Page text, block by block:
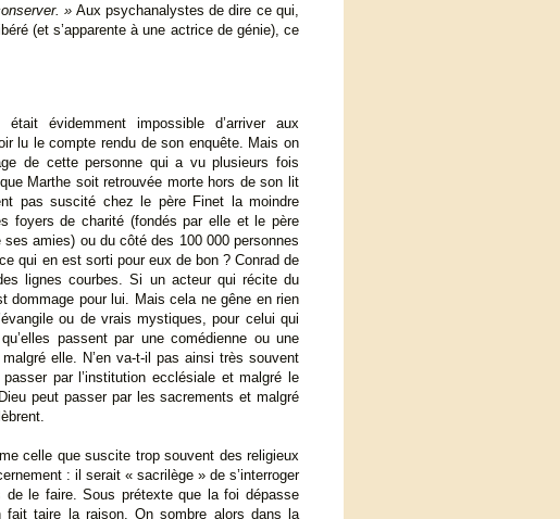
» Aux psychanalystes de dire ce qui,
(et s’apparente à une actrice de génie), ce
évidemment impossible d’arriver aux
lu le compte rendu de son enquête. Mais on
de cette personne qui a vu plusieurs fois
Marthe soit retrouvée morte hors de son lit
pas suscité chez le père Finet la moindre
foyers de charité (fondés par elle et le père
ses amies) ou du côté des 100 000 personnes
qui en est sorti pour eux de bon ? Conrad de
lignes courbes. Si un acteur qui récite du
dommage pour lui. Mais cela ne gêne en rien
ou de vrais mystiques, pour celui qui
passent par une comédienne ou une
elle. N’en va-t-il pas ainsi très souvent
par l’institution ecclésiale et malgré le
peut passer par les sacrements et malgré
celle que suscite trop souvent des religieux
: il serait « sacrilège » de s’interroger
le faire. Sous prétexte que la foi dépasse
fait taire la raison. On sombre alors dans la